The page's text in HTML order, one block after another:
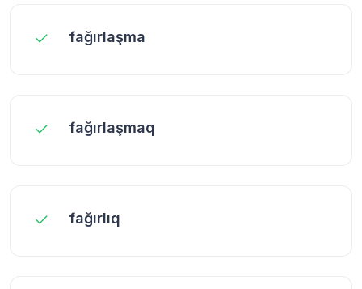
fağırlaşma
fağırlaşmaq
fağırlıq